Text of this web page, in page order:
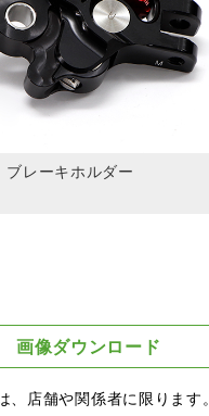
ブレーキホルダー
画像ダウンロード
、店舗や関係者に限ります。